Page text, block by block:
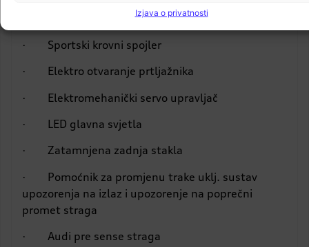
Izjava o privatnosti
· Gume 225/55 R18
· Sportski krovni spojler
· Elektro otvaranje prtljažnika
· Elektromehanički servo upravljač
· LED glavna svjetla
· Zatamnjena zadnja stakla
· Pomoćnik za promjenu trake uklj. sustav
upozorenja na izlaz i upozorenje na poprečni
promet straga
· Audi pre sense straga